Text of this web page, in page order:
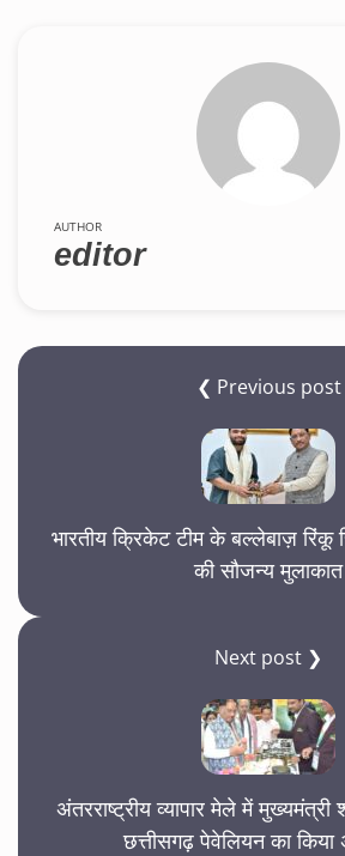
AUTHOR
editor
❮ Previous post
भारतीय क्रिकेट टीम के बल्लेबाज़ रिंकू
की सौजन्य मुलाकात
Next post ❯
अंतरराष्ट्रीय व्यापार मेले में मुख्यमंत्री
छत्तीसगढ़ पेवेलियन का